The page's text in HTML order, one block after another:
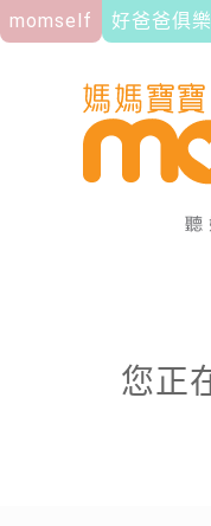
momself 好爸爸俱
您正